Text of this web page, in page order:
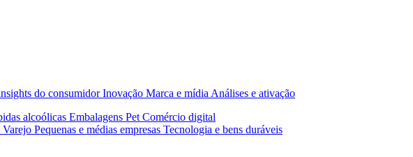
do consumidor Inovação Marca e mídia Análises e ativação
alcoólicas Embalagens Pet Comércio digital
Varejo Pequenas e médias empresas Tecnologia e bens duráveis